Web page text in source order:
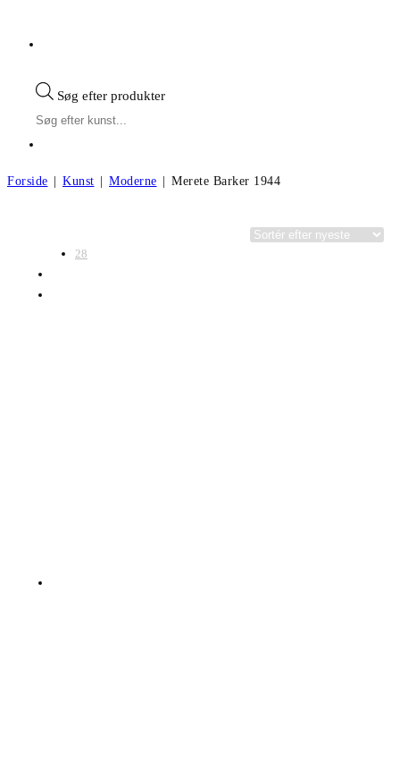
Søg efter produkter
Forside | Kunst | Moderne | Merete Barker 1944
28